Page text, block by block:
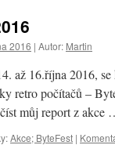
2016 | Autor: Martin
až 16.října 2016, se
retro počítačů –
můj report z akce
Akce; ByteFest |